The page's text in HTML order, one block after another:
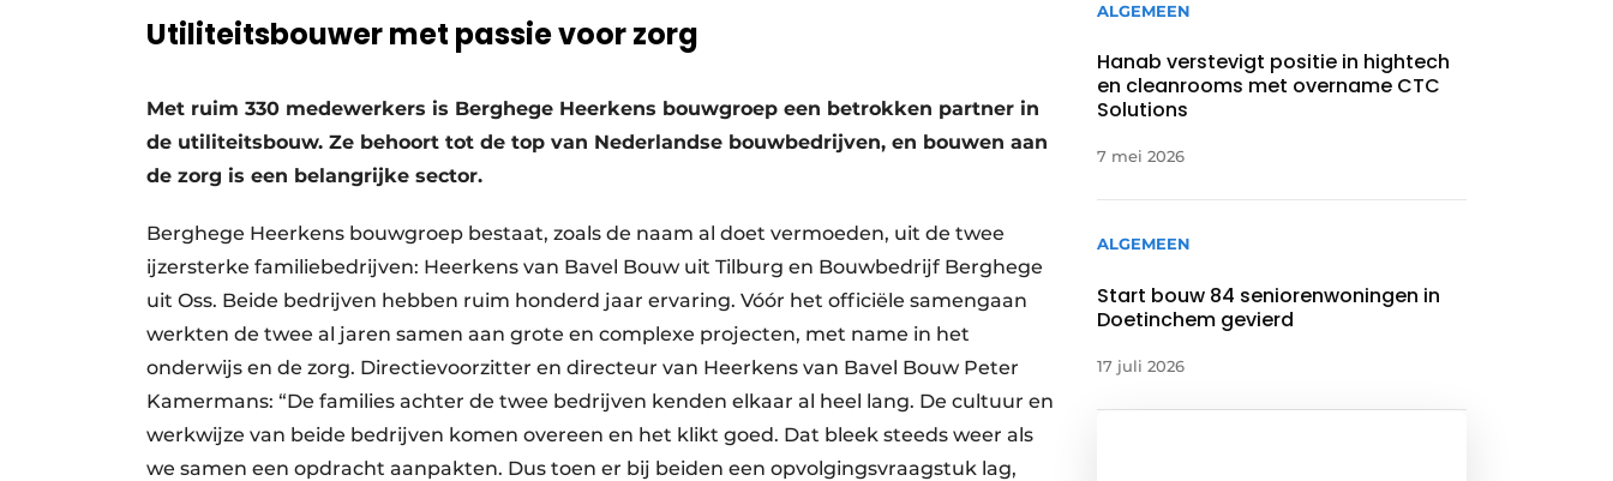
Vacatures
Utiliteitsbouwer met passie voor zorg
Met ruim 330 medewerkers is Berghege Heerkens bouwgroep een betrokken partner in
de utiliteitsbouw. Ze behoort tot de top van Nederlandse bouwbedrijven, en bouwen aan
de zorg is een belangrijke sector.
Berghege Heerkens bouwgroep bestaat, zoals de naam al doet vermoeden, uit de twee
ijzersterke familiebedrijven: Heerkens van Bavel Bouw uit Tilburg en Bouwbedrijf Berghege
uit Oss. Beide bedrijven hebben ruim honderd jaar ervaring. Vóór het officiële samengaan
werkten de twee al jaren samen aan grote en complexe projecten, met name in het
onderwijs en de zorg. Directievoorzitter en directeur van Heerkens van Bavel Bouw Peter
Kamermans: “De families achter de twee bedrijven kenden elkaar al heel lang. De cultuur en
werkwijze van beide bedrijven komen overeen en het klikt goed. Dat bleek steeds weer als
we samen een opdracht aanpakten. Dus toen er bij beiden een opvolgingsvraagstuk lag,
ALGEMEEN
Hanab verstevigt positie in hightech
en cleanrooms met overname CTC
Solutions
7 mei 2026
ALGEMEEN
Start bouw 84 seniorenwoningen in
Doetinchem gevierd
17 juli 2026